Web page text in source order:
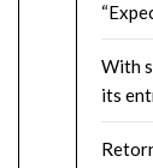
With
its